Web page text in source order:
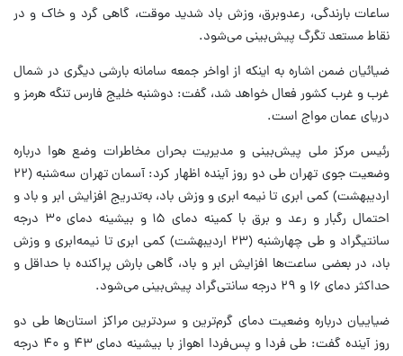
ساعات بارندگی، رعدوبرق، وزش باد شدید موقت، گاهی گرد و خاک و در
نقاط مستعد تگرگ پیش‌بینی می‌شود.
ضیائیان ضمن اشاره به اینکه از اواخر جمعه سامانه بارشی دیگری در شمال
غرب و غرب کشور فعال خواهد شد، گفت: دوشنبه خلیج فارس تنگه هرمز و
دریای عمان مواج است.
رئیس مرکز ملی پیش‌بینی و مدیریت بحران مخاطرات وضع هوا درباره
وضعیت جوی تهران طی دو روز آینده اظهار کرد: آسمان تهران سه‌شنبه (۲۲
اردیبهشت) کمی ابری تا نیمه ابری و وزش باد، به‌تدریج افزایش ابر و باد و
احتمال رگبار و رعد و برق با کمینه دمای ۱۵ و بیشینه دمای ۳۰ درجه
سانتیگراد و طی چهارشنبه (۲۳ اردیبهشت) کمی ابری تا نیمه‌ابری و وزش
باد، در بعضی ساعت‌ها افزایش ابر و باد، گاهی بارش پراکنده با حداقل و
حداکثر دمای ۱۶ و ۲۹ درجه سانتی‌گراد پیش‌بینی می‌شود.
ضیاییان درباره وضعیت دمای گرم‌ترین و سردترین مراکز استان‌ها طی دو
روز آینده گفت: طی فردا و پس‌فردا اهواز با بیشینه دمای ۴۳ و ۴۰ درجه